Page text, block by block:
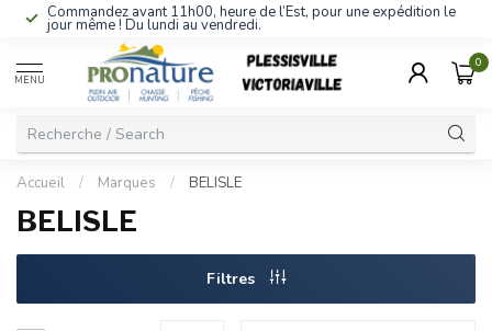
Commandez avant 11h00, heure de l’Est, pour une expédition le
jour même ! Du lundi au vendredi.
MENU
0
Accueil / Marques / BELISLE
BELISLE
Filtres